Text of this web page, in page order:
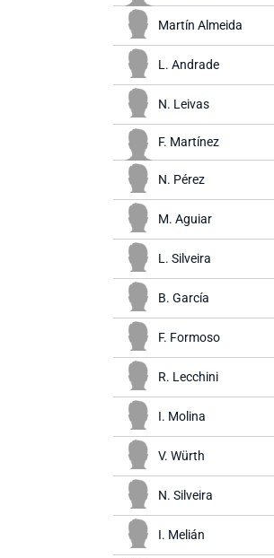
Martín Almeida
L. Andrade
N. Leivas
F. Martínez
N. Pérez
M. Aguiar
L. Silveira
B. García
F. Formoso
R. Lecchini
I. Molina
V. Würth
N. Silveira
I. Melián